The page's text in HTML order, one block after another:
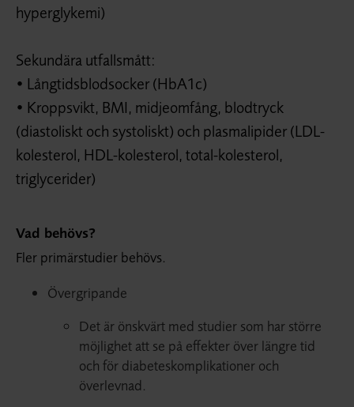
hyperglykemi)
Sekundära utfallsmått:
• Långtidsblodsocker (HbA1c)
• Kroppsvikt, BMI, midjeomfång, blodtryck
(diastoliskt och systoliskt) och plasmalipider (LDL-
kolesterol, HDL-kolesterol, total-kolesterol,
triglycerider)
Vad behövs?
Fler primärstudier behövs.
Övergripande
Det är önskvärt med studier som har större
möjlighet att se på effekter över längre tid
och för diabeteskomplikationer och
överlevnad.